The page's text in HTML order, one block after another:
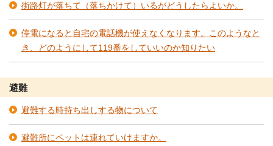
街路灯が落ちて（落ちかけて）いるがどうしたらよいか。
停電になると自宅の電話機が使えなくなります。このようなと
き、どのようにして119番をしていいのか知りたい
避難
避難する時持ち出しする物について
避難所にペットは連れていけますか。